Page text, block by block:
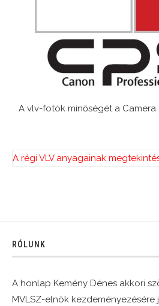
A vlv-fotók minőségét a
A régi VLV anyagainak
RÓLUNK
A honlap Kemény Dénes akkori
MVLSZ-elnök kezdeményezésére